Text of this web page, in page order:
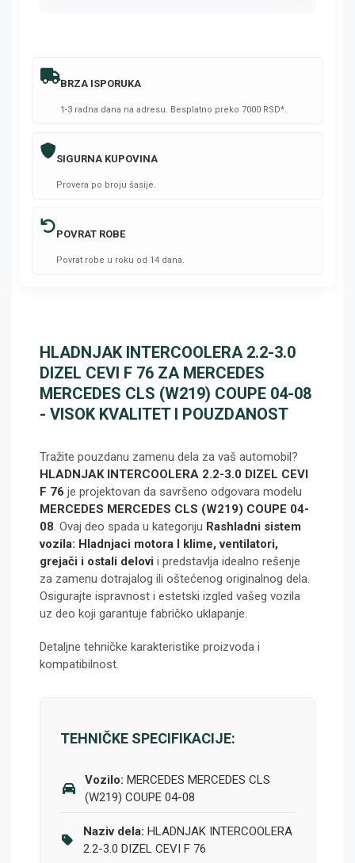
BRZA ISPORUKA
1-3 radna dana na adresu. Besplatno preko 7000 RSD*.
SIGURNA KUPOVINA
Provera po broju šasije.
POVRAT ROBE
Povrat robe u roku od 14 dana.
HLADNJAK INTERCOOLERA 2.2-3.0
DIZEL CEVI F 76 ZA MERCEDES
MERCEDES CLS (W219) COUPE 04-08
- VISOK KVALITET I POUZDANOST
Tražite pouzdanu zamenu dela za vaš automobil?
HLADNJAK INTERCOOLERA 2.2-3.0 DIZEL CEVI
F 76 je projektovan da savršeno odgovara modelu
MERCEDES MERCEDES CLS (W219) COUPE 04-
08. Ovaj deo spada u kategoriju Rashladni sistem
vozila: Hladnjaci motora I klime, ventilatori,
grejači i ostali delovi i predstavlja idealno rešenje
za zamenu dotrajalog ili oštećenog originalnog dela.
Osigurajte ispravnost i estetski izgled vašeg vozila
uz deo koji garantuje fabričko uklapanje.
Detaljne tehničke karakteristike proizvoda i
kompatibilnost.
TEHNIČKE SPECIFIKACIJE:
Vozilo: MERCEDES MERCEDES CLS
(W219) COUPE 04-08
Naziv dela: HLADNJAK INTERCOOLERA
2.2-3.0 DIZEL CEVI F 76